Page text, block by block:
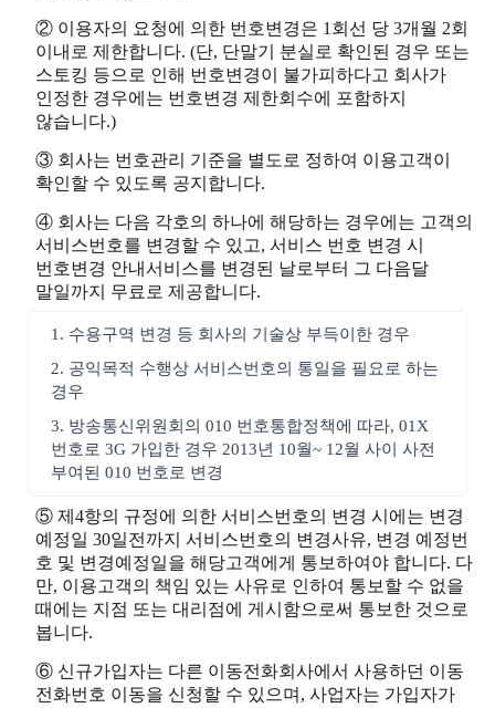
② 이용자의 요청에 의한 번호변경은 1회선 당 3개월 2회
이내로 제한합니다. (단, 단말기 분실로 확인된 경우 또는
스토킹 등으로 인해 번호변경이 불가피하다고 회사가
인정한 경우에는 번호변경 제한회수에 포함하지
않습니다.)
③ 회사는 번호관리 기준을 별도로 정하여 이용고객이
확인할 수 있도록 공지합니다.
④ 회사는 다음 각호의 하나에 해당하는 경우에는 고객의
서비스번호를 변경할 수 있고, 서비스 번호 변경 시
번호변경 안내서비스를 변경된 날로부터 그 다음달
말일까지 무료로 제공합니다.
1. 수용구역 변경 등 회사의 기술상 부득이한 경우
2. 공익목적 수행상 서비스번호의 통일을 필요로 하는
경우
3. 방송통신위원회의 010 번호통합정책에 따라, 01X
번호로 3G 가입한 경우 2013년 10월~ 12월 사이 사전
부여된 010 번호로 변경
⑤ 제4항의 규정에 의한 서비스번호의 변경 시에는 변경
예정일 30일전까지 서비스번호의 변경사유, 변경 예정번
호 및 변경예정일을 해당고객에게 통보하여야 합니다. 다
만, 이용고객의 책임 있는 사유로 인하여 통보할 수 없을
때에는 지점 또는 대리점에 게시함으로써 통보한 것으로
봅니다.
⑥ 신규가입자는 다른 이동전화회사에서 사용하던 이동
전화번호 이동을 신청할 수 있으며, 사업자는 가입자가